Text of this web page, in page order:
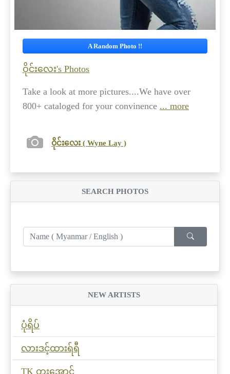
A Random Photo !!
ဝိုင်းလေး's Photos
Take a look at more pictures....We have over
800+ cataloged for your convinence ... more
ဝိုင်းလေး ( Wyne Lay )
SEARCH PHOTOS
NEW ARTISTS
ပုံရိပ်
လားဒင့်ထားရ်ရီ
TK တူးအောင်